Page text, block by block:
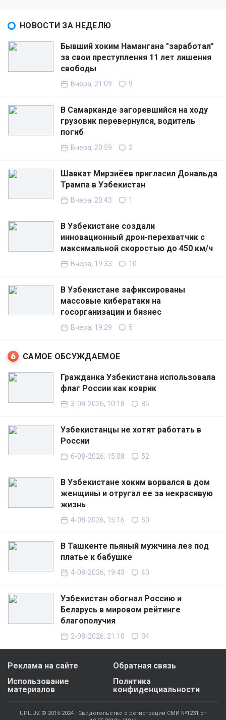
НОВОСТИ ЗА НЕДЕЛЮ
Бывший хоким Намангана "заработал"
за свои преступления 11 лет лишения
свободы
Вчера, 21:09 9
В Самарканде загоревшийся на ходу
грузовик перевернулся, водитель
погиб
Вчера, 20:59 2
Шавкат Мирзиёев пригласил Дональда
Трампа в Узбекистан
Вчера, 20:43 1
В Узбекистане создали
инновационный дрон-перехватчик с
максимальной скоростью до 450 км/ч
Вчера, 19:33 10
В Узбекистане зафиксированы
массовые кибератаки на
госорганизации и бизнес
Вчера, 19:29 5
САМОЕ ОБСУЖДАЕМОЕ
Гражданка Узбекистана использовала
флаг России как коврик
3-08-2026, 10:18 85
Узбекистанцы не хотят работать в
России
6-08-2026, 15:08 52
В Узбекистане хоким ворвался в дом
женщины и отругал ее за некрасивую
жизнь
4-08-2026, 15:16 50
В Ташкенте пьяный мужчина лез под
платье к бабушке
4-08-2026, 19:43 40
Узбекистан обогнал Россию и
Беларусь в мировом рейтинге
благополучия
2-08-2026, 21:10 34
Реклама на сайте
Обратная связь
Использование
материалов
Политика
конфиденциальности
UPL.UZ © 2016-2024 | Свидетельство о регистрации СМИ №1231 от